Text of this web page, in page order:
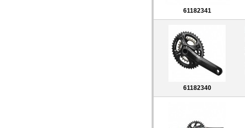
61182341
61182340